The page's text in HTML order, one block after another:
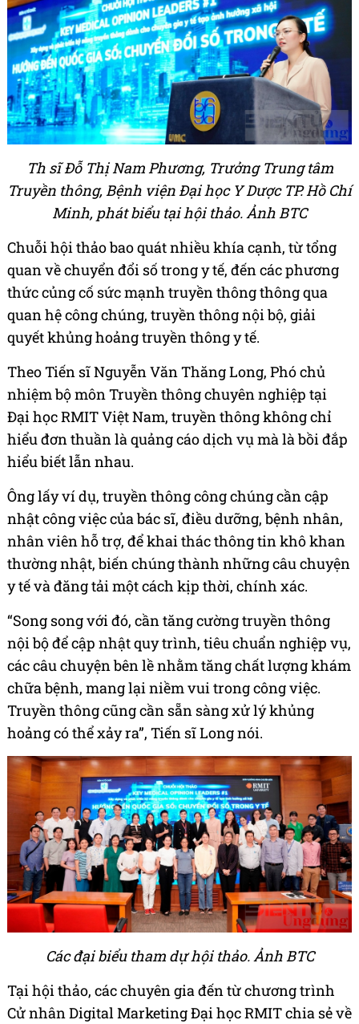
Th sĩ Đỗ Thị Nam Phương, Trưởng Trung tâm
Truyền thông, Bệnh viện Đại học Y Dược TP. Hồ Chí
Minh, phát biểu tại hội thảo. Ảnh BTC
Chuỗi hội thảo bao quát nhiều khía cạnh, từ tổng
quan về chuyển đổi số trong y tế, đến các phương
thức củng cố sức mạnh truyền thông thông qua
quan hệ công chúng, truyền thông nội bộ, giải
quyết khủng hoảng truyền thông y tế.
Theo Tiến sĩ Nguyễn Văn Thăng Long, Phó chủ
nhiệm bộ môn Truyền thông chuyên nghiệp tại
Đại học RMIT Việt Nam, truyền thông không chỉ
hiểu đơn thuần là quảng cáo dịch vụ mà là bồi đắp
hiểu biết lẫn nhau.
Ông lấy ví dụ, truyền thông công chúng cần cập
nhật công việc của bác sĩ, điều dưỡng, bệnh nhân,
nhân viên hỗ trợ, để khai thác thông tin khô khan
thường nhật, biến chúng thành những câu chuyện
y tế và đăng tải một cách kịp thời, chính xác.
“Song song với đó, cần tăng cường truyền thông
nội bộ để cập nhật quy trình, tiêu chuẩn nghiệp vụ,
các câu chuyện bên lề nhằm tăng chất lượng khám
chữa bệnh, mang lại niềm vui trong công việc.
Truyền thông cũng cần sẵn sàng xử lý khủng
hoảng có thể xảy ra”, Tiến sĩ Long nói.
Các đại biểu tham dự hội thảo. Ảnh BTC
Tại hội thảo, các chuyên gia đến từ chương trình
Cử nhân Digital Marketing Đại học RMIT chia sẻ về